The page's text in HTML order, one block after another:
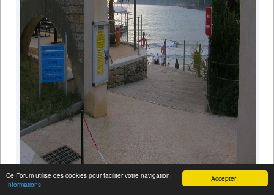
Accepter !
Ce Forum utilise des cookies pour faciliter votre navigation.
Informations